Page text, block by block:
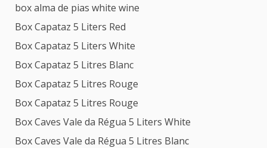
box alma de pias white wine
Box Capataz 5 Liters Red
Box Capataz 5 Liters White
Box Capataz 5 Litres Blanc
Box Capataz 5 Litres Rouge
Box Capataz 5 Litres Rouge
Box Caves Vale da Régua 5 Liters White
Box Caves Vale da Régua 5 Litres Blanc